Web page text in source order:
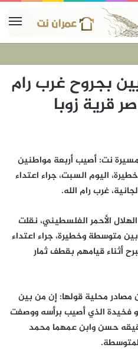
بجروح غرب رام
قرية زوبا
| 5 نوفمبر | المسيرة نت: أصيب أربعة مواطنين
اليوم السبت، جراء اعتداء
غرب رام الله.
الأحمر الفلسطيني، نقلت
متوسطة وخطيرة، جراء اعتداء
أثناء قيامهم بقطف ثمار
محلية قولها: إن من بين
فخيدة الذي أصيب برأسه ووصفت
حسن وابن عمهما محمد